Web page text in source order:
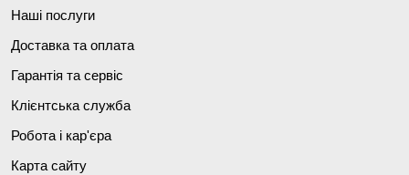
Наші послуги
Доставка та оплата
Гарантія та сервіс
Клієнтська служба
Робота і кар'єра
Карта сайту